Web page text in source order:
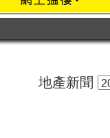
地產新聞